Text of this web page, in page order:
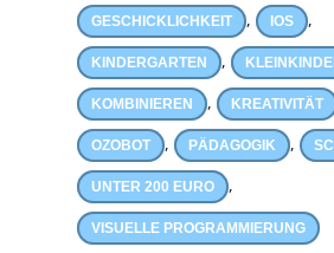
GESCHICKLICHKEIT , IOS ,
KINDERGARTEN ,
KOMBINIEREN , KREATIVITÄT
OZOBOT , PÄDAGOGIK ,
UNTER 200 EURO ,
VISUELLE PROGRAMMIERUNG